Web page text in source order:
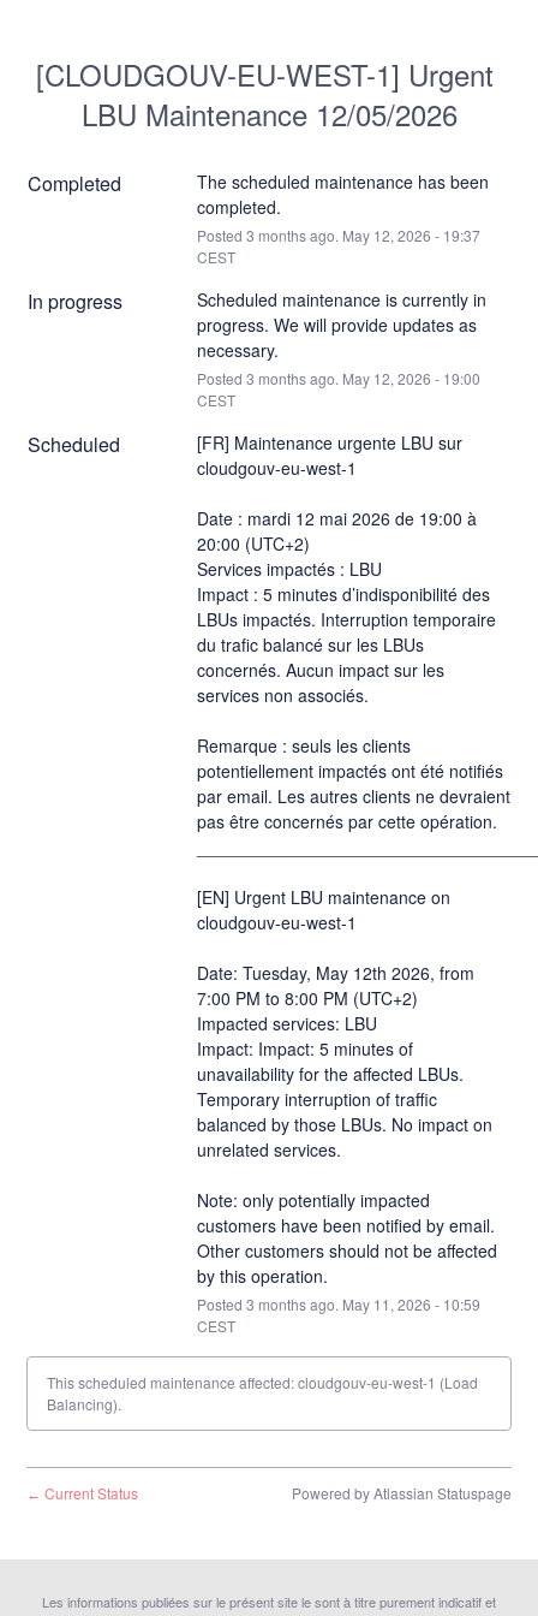
[CLOUDGOUV-EU-WEST-1] Urgent
LBU Maintenance 12/05/2026
Completed
The scheduled maintenance has been
completed.
Posted 3 months ago. May 12, 2026 - 19:37
CEST
In progress
Scheduled maintenance is currently in
progress. We will provide updates as
necessary.
Posted 3 months ago. May 12, 2026 - 19:00
CEST
Scheduled
[FR] Maintenance urgente LBU sur
cloudgouv-eu-west-1
Date : mardi 12 mai 2026 de 19:00 à
20:00 (UTC+2)
Services impactés : LBU
Impact : 5 minutes d’indisponibilité des
LBUs impactés. Interruption temporaire
du trafic balancé sur les LBUs
concernés. Aucun impact sur les
services non associés.
Remarque : seuls les clients
potentiellement impactés ont été notifiés
par email. Les autres clients ne devraient
pas être concernés par cette opération.
[EN] Urgent LBU maintenance on
cloudgouv-eu-west-1
Date: Tuesday, May 12th 2026, from
7:00 PM to 8:00 PM (UTC+2)
Impacted services: LBU
Impact: Impact: 5 minutes of
unavailability for the affected LBUs.
Temporary interruption of traffic
balanced by those LBUs. No impact on
unrelated services.
Note: only potentially impacted
customers have been notified by email.
Other customers should not be affected
by this operation.
Posted 3 months ago. May 11 , 2026 - 10:59
CEST
This scheduled maintenance affected: cloudgouv-eu-west-1 (Load
Balancing).
← Current Status Powered by Atlassian Statuspage
Les informations publiées sur le présent site le sont à titre purement indicatif et